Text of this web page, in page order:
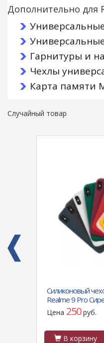
Дополнительно для
Гарнитуры и
Чехлы
Карта памяти
Случайный товар
Силиконовый
Realme 9 Pro
Цена 250руб.
В корзину